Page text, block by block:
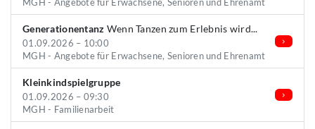
Generationentanz Wenn Tanzen zum Erlebnis wird...
01.09.2026 – 10:00
MGH - Angebote für Erwachsene, Senioren und Ehrenamt
Kleinkindspielgruppe
01.09.2026 – 09:30
MGH - Familienarbeit